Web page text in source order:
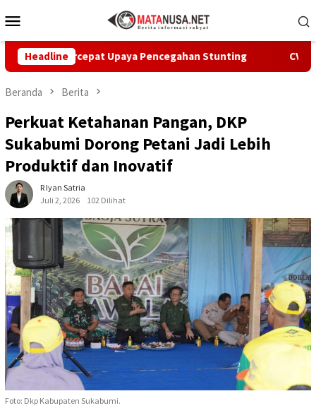
ke
Mobile
Headline
Percepat Upaya Pencegahan Stunting CV Byankarya
Beranda Berita
Perkuat Ketahanan Pangan, DKP
Sukabumi Dorong Petani Jadi Lebih
Produktif dan Inovatif
R Iyan Satria
Juli 2, 2026
102 Dilihat
Foto: Dkp Kabupaten Sukabumi.